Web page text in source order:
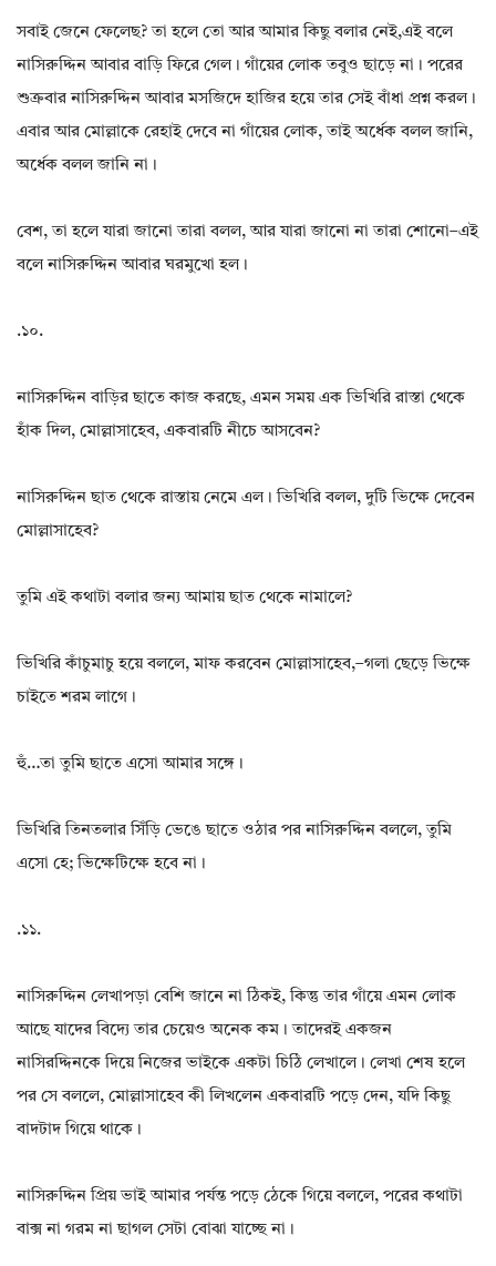
সবাই জেনে ফেলেছ? তা হলে তো আর আমার কিছু বলার নেই,এই বলে
নাসিরুদ্দিন আবার বাড়ি ফিরে গেল। গাঁয়ের লোক তবুও ছাড়ে না। পরের
শুক্রবার নাসিরুদ্দিন আবার মসজিদে হাজির হয়ে তার সেই বাঁধা প্রশ্ন করল।
এবার আর মোল্লাকে রেহাই দেবে না গাঁয়ের লোক, তাই অর্ধেক বলল জানি,
অর্ধেক বলল জানি না।
বেশ, তা হলে যারা জানো তারা বলল, আর যারা জানো না তারা শোনো–এই
বলে নাসিরুদ্দিন আবার ঘরমুখো হল।
.১০.
নাসিরুদ্দিন বাড়ির ছাতে কাজ করছে, এমন সময় এক ভিখিরি রাস্তা থেকে
হাঁক দিল, মোল্লাসাহেব, একবারটি নীচে আসবেন?
নাসিরুদ্দিন ছাত থেকে রাস্তায় নেমে এল। ভিখিরি বলল, দুটি ভিক্ষে দেবেন
মোল্লাসাহেব?
তুমি এই কথাটা বলার জন্য আমায় ছাত থেকে নামালে?
ভিখিরি কাঁচুমাচু হয়ে বললে, মাফ করবেন মোল্লাসাহেব,–গলা ছেড়ে ভিক্ষে
চাইতে শরম লাগে।
হুঁ…তা তুমি ছাতে এসো আমার সঙ্গে।
ভিখিরি তিনতলার সিঁড়ি ভেঙে ছাতে ওঠার পর নাসিরুদ্দিন বললে, তুমি
এসো হে; ভিক্ষেটিক্ষে হবে না।
.১১.
নাসিরুদ্দিন লেখাপড়া বেশি জানে না ঠিকই, কিন্তু তার গাঁয়ে এমন লোক
আছে যাদের বিদ্যে তার চেয়েও অনেক কম। তাদেরই একজন
নাসিরদ্দিনকে দিয়ে নিজের ভাইকে একটা চিঠি লেখালে। লেখা শেষ হলে
পর সে বললে, মোল্লাসাহেব কী লিখলেন একবারটি পড়ে দেন, যদি কিছু
বাদটাদ গিয়ে থাকে।
নাসিরুদ্দিন প্রিয় ভাই আমার পর্যন্ত পড়ে ঠেকে গিয়ে বললে, পরের কথাটা
বাক্স না গরম না ছাগল সেটা বোঝা যাচ্ছে না।